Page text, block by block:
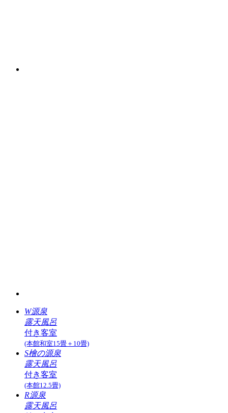
W源泉
露天風呂
付き客室
(本館和室15畳＋10畳)
S檜の源泉
露天風呂
付き客室
(本館12.5畳)
R源泉
露天風呂